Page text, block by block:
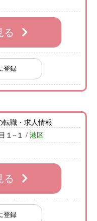
る
登録
転職・求人情報
１−１ / 港区
る
登録